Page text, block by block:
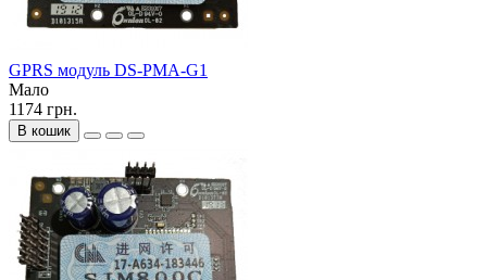
GPRS модуль DS-PMA-G1
Мало
1174 грн.
В кошик